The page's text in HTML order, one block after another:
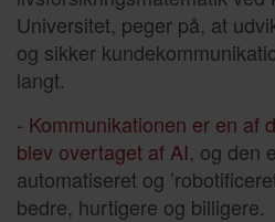
Universitet, peger på, at
og sikker
langt.
- Kommunikationen er en af
blev overtaget af AI, og den
automatiseret og
bedre, hurtigere og billigere.